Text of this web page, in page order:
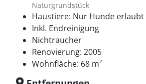
neue Freundschaften entstehen
Energie frei gelassen werden kann.
Minuten Fahrt nach Ålbæk und
außerdem einfachen Zugang zu
Naturerlebnissen, Restaurants und
Naturgrundstück
Haustiere: Nur Hunde erlaubt
Inkl. Endreinigung
Nichtraucher
Renovierung: 2005
Wohnfläche: 68 m²